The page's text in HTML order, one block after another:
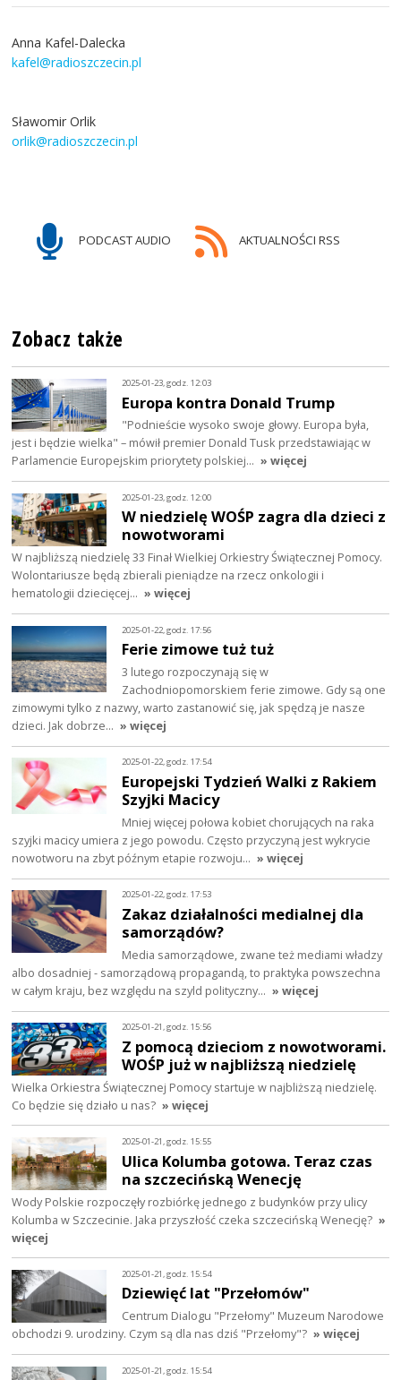
Anna Kafel-Dalecka
kafel@radioszczecin.pl
Sławomir Orlik
orlik@radioszczecin.pl
PODCAST AUDIO AKTUALNOŚCI RSS
Zobacz także
2025-01-23, godz. 12:03
Europa kontra Donald Trump
"Podnieście wysoko swoje głowy. Europa była,
jest i będzie wielka" – mówił premier Donald Tusk przedstawiając w
Parlamencie Europejskim priorytety polskiej… » więcej
2025-01-23, godz. 12:00
W niedzielę WOŚP zagra dla dzieci z
nowotworami
W najbliższą niedzielę 33 Finał Wielkiej Orkiestry Świątecznej Pomocy.
Wolontariusze będą zbierali pieniądze na rzecz onkologii i
hematologii dziecięcej… » więcej
2025-01-22, godz. 17:56
Ferie zimowe tuż tuż
3 lutego rozpoczynają się w
Zachodniopomorskiem ferie zimowe. Gdy są one
zimowymi tylko z nazwy, warto zastanowić się, jak spędzą je nasze
dzieci. Jak dobrze… » więcej
2025-01-22, godz. 17:54
Europejski Tydzień Walki z Rakiem
Szyjki Macicy
Mniej więcej połowa kobiet chorujących na raka
szyjki macicy umiera z jego powodu. Często przyczyną jest wykrycie
nowotworu na zbyt późnym etapie rozwoju… » więcej
2025-01-22, godz. 17:53
Zakaz działalności medialnej dla
samorządów?
Media samorządowe, zwane też mediami władzy
albo dosadniej - samorządową propagandą, to praktyka powszechna
w całym kraju, bez względu na szyld polityczny… » więcej
2025-01-21, godz. 15:56
Z pomocą dzieciom z nowotworami.
WOŚP już w najbliższą niedzielę
Wielka Orkiestra Świątecznej Pomocy startuje w najbliższą niedzielę.
Co będzie się działo u nas? » więcej
2025-01-21, godz. 15:55
Ulica Kolumba gotowa. Teraz czas
na szczecińską Wenecję
Wody Polskie rozpoczęły rozbiórkę jednego z budynków przy ulicy
Kolumba w Szczecinie. Jaka przyszłość czeka szczecińską Wenecję? »
więcej
2025-01-21, godz. 15:54
Dziewięć lat "Przełomów"
Centrum Dialogu "Przełomy" Muzeum Narodowe
obchodzi 9. urodziny. Czym są dla nas dziś "Przełomy"? » więcej
2025-01-21, godz. 15:54